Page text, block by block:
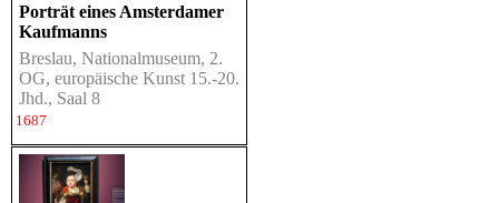
Porträt eines Amsterdamer
Kaufmanns
Breslau, Nationalmuseum, 2.
OG, europäische Kunst 15.-20.
Jhd., Saal 8
1687